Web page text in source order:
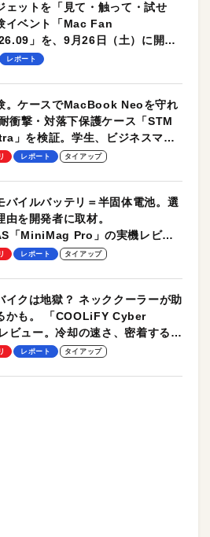
ェットを「見て・触って・試せ
イベント「Mac Fan
」を、9月26日（土）に開催
レポート
。ケースでMacBook Neoを守れ
衝撃・対落下保護ケース「STM
」を検証。学生、ビジネスマン
ルユースに最適！
レポート タイアップ
バイルバッテリ＝半固体電池。選
由を開発者に取材。
「MiniMag Pro」の実機レビュ
レポート タイアップ
イクは地獄？ ネッククーラーが助
かも。 「COOLiFY Cyber
ビュー。冷却の速さ、密着する冷
ト、シンプルな操作性がグッド！
レポート タイアップ